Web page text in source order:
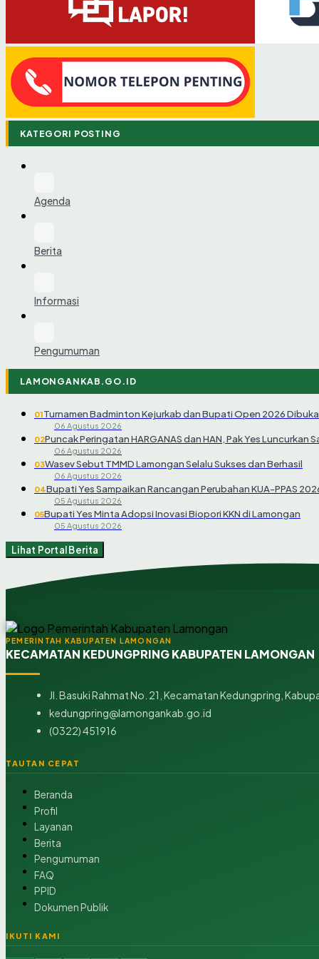
KATEGORI POSTING
Agenda
Berita
Informasi
Pengumuman
LAMONGANKAB.GO.ID
01Turnamen Badminton Kejurkab dan Bupati Open 2026 Dibuka
06 Agustus 2026
02Puncak Peringatan HARGANAS dan HAN, Pak Yes Luncurkan
06 Agustus 2026
03Wasev Sebut TMMD Lamongan Selalu Sukses dan Berhasil
06 Agustus 2026
04Bupati Yes Sampaikan Rancangan Perubahan KUA-PPAS
05 Agustus 2026
05Bupati Yes Minta Adopsi Inovasi Biopori KKN di Lamongan
05 Agustus 2026
Lihat Portal Berita
PEMERINTAH KABUPATEN LAMONGAN
KECAMATAN KEDUNGPRING KABUPATEN LAMONGAN
Jl. Basuki Rahmat No. 21, Kecamatan Kedungpring,
kedungpring@lamongankab.go.id
(0322) 451916
TAUTAN CEPAT
Beranda
Profil
Layanan
Berita
Pengumuman
FAQ
PPID
Dokumen Publik
IKUTI KAMI